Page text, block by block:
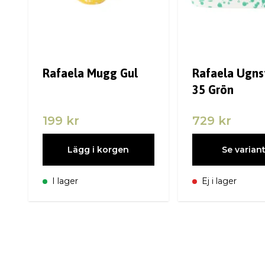
Rafaela Mugg Gul
199 kr
Lägg i korgen
I lager
Rafaela
35 Grön
729 kr
Se
Ej i lager